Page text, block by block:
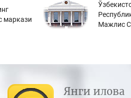
маркази
Мажлис
Янги илова